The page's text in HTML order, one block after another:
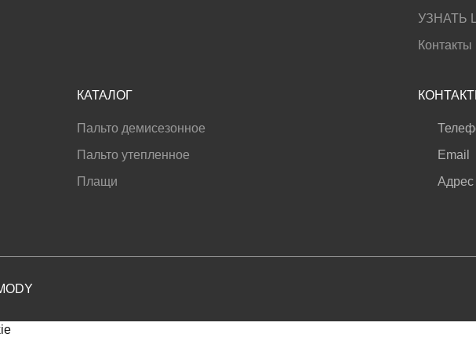
УЗНАТЬ
Контакты
КАТАЛОГ
Пальто демисезонное
Пальто утепленное
Плащи
Email
Адрес